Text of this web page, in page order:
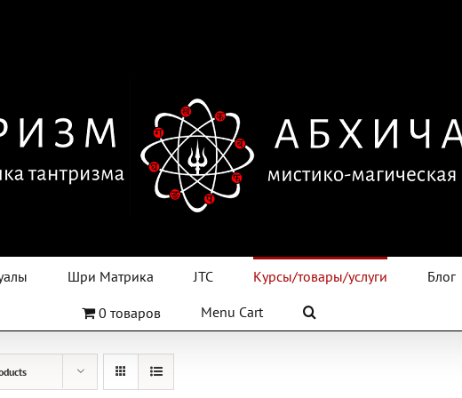
Шри Матрика JTC Курсы/товары/услуги Блог
0 товаров Menu Cart